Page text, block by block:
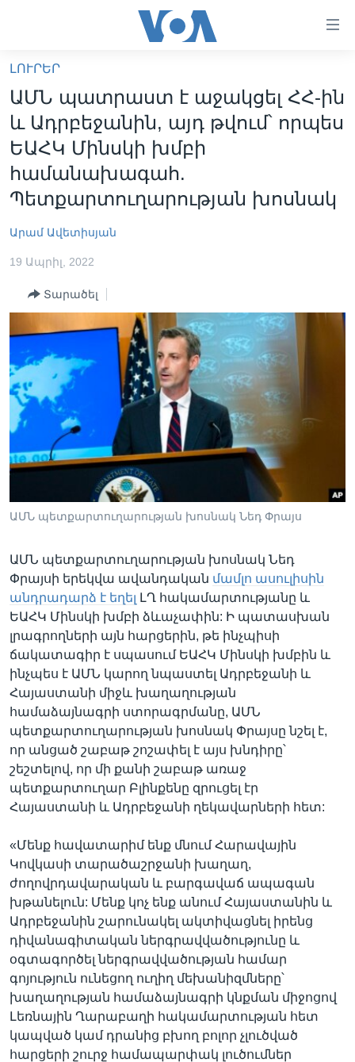
հիմնական
բովանդակությանը
անցնել
հիմնական
բովանդակությանը
հիմնական
բովանդակություն
ՍՓՅՈՒՌՔ
ՏԵՍԱՆՅՈՒԹԵՐ
ՖԻԼՄԵՐ
ՖԻԼՄԵՐ
IN ENGLISH
ՄԵՐ ՄԱՍԻՆ
ՄԵՐ ՄԱՍԻՆ
ԿԱՊ ՄԵԶ ՀԵՏ
ՈՒԿՐԱԻՆԱԿԱՆ ՊԱՏԵՐԱԶՄ
Learning English
ՀԵՏԵՒԵՔ ՄԵԶ
Լեզուներ
ԼՈՒՐԵՐ
ԱՄՆ պատրաստ է աջակցել ՀՀ-ին
և Ադրբեջանին, այդ թվում՝ որպես
ԵԱՀԿ Մինսկի խմբի
համանախագահ.
Պետքարտուղարության խոսնակ
Արամ Ավետիսյան
19 Ապրիլ, 2022
Տարածել
ԱՄՆ պետքարտուղարության խոսնակ Նեդ Փրայս
ԱՄՆ պետքարտուղարության խոսնակ Նեդ
Փրայսի երեկվա ավանդական մամլո ասուլիսին
անդրադարձ է եղել ԼՂ հակամարտությանը և
ԵԱՀԿ Մինսկի խմբի ձևաչափին: Ի պատասխան
լրագրողների այն հարցերին, թե ինչպիսի
ճակատագիր է սպասում ԵԱՀԿ Մինսկի խմբին և
ինչպես է ԱՄՆ կարող նպաստել Ադրբեջանի և
Հայաստանի միջև խաղաղության
համաձայնագրի ստորագրմանը, ԱՄՆ
պետքարտուղարության խոսնակ Փրայսը նշել է,
որ անցած շաբաթ շոշափել է այս խնդիրը՝
շեշտելով, որ մի քանի շաբաթ առաջ
պետքարտուղար Բլինքենը զրուցել էր
Հայաստանի և Ադրբեջանի ղեկավարների հետ:
«Մենք հավատարիմ ենք մնում Հարավային
Կովկասի տարածաշրջանի խաղաղ,
ժողովրդավարական և բարգավաճ ապագան
խթանելուն: Մենք կոչ ենք անում Հայաստանին և
Ադրբեջանին շարունակել ակտիվացնել իրենց
դիվանագիտական ներգրավվածությունը և
օգտագործել ներգրավվածության համար
գոյություն ունեցող ուղիղ մեխանիզմները՝
խաղաղության համաձայնագրի կնքման միջոցով
Լեռնային Ղարաբաղի հակամարտության հետ
կապված կամ դրանից բխող բոլոր չլուծված
հարցերի շուրջ համապարփակ լուծումներ